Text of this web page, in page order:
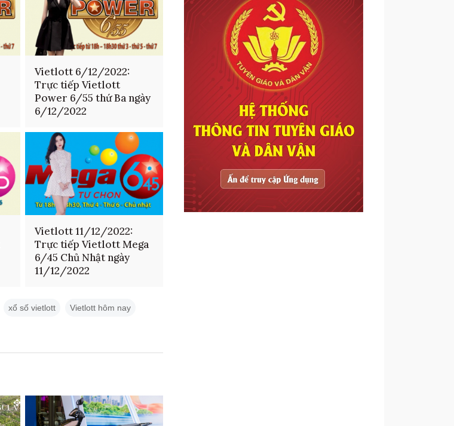
Vietlott 6/12/2022:
Trực tiếp Vietlott
Power 6/55 thứ Ba ngày
6/12/2022
Vietlott 11/12/2022:
Trực tiếp Vietlott Mega
6/45 Chủ Nhật ngày
11/12/2022
xổ số vietlott Vietlott hôm nay